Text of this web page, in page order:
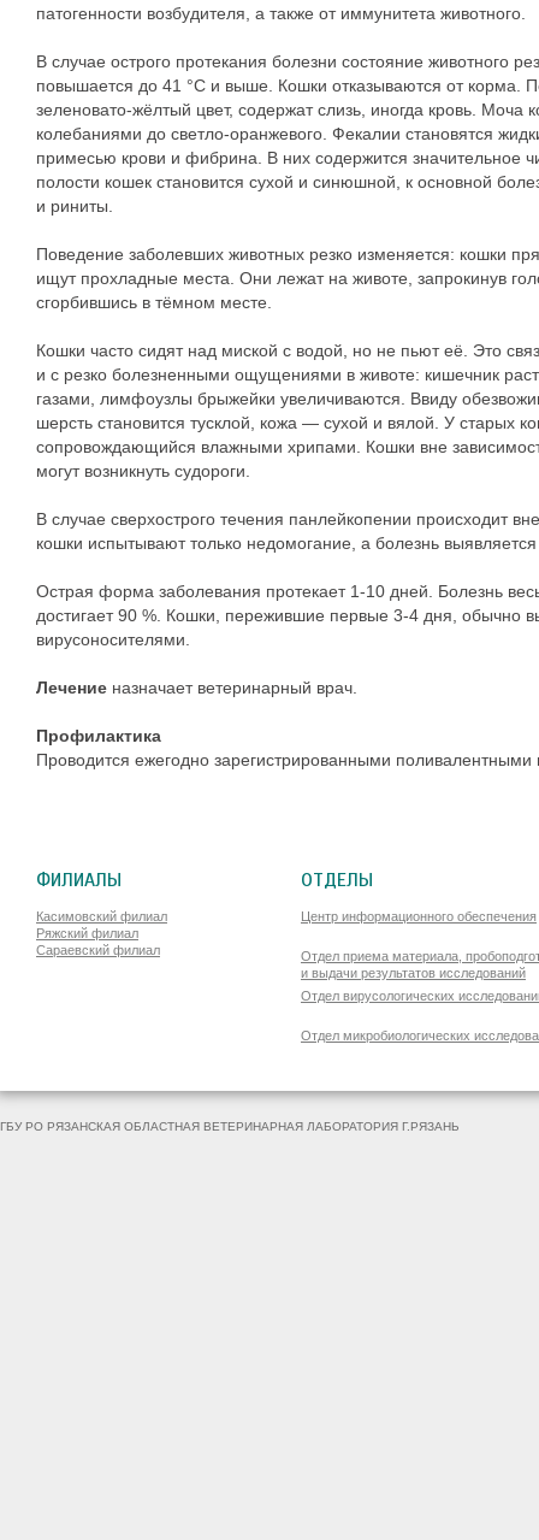
патогенности возбудителя, а также от иммунитета животного.
В случае острого протекания болезни состояние животного
повышается до 41 °С и выше. Кошки отказываются от корма.
зеленоватo-жёлтый цвет, содержат слизь, иногда кровь. Моча
колебаниями до светлo-оранжевого. Фекалии становятся
примесью крови и фибрина. В них содержится значительное
полости кошек становится сухой и синюшной, к основной
и риниты.
Поведение заболевших животных резко изменяется: кошки
ищут прохладные места. Они лежат на животе, запрокинув
сгорбившись в тёмном месте.
Кошки часто сидят над миской с водой, но не пьют её. Это
и с резко болезненными ощущениями в животе: кишечник
газами, лимфоузлы брыжейки увеличиваются. Ввиду
шерсть становится тусклой, кожа — сухой и вялой. У старых
сопровождающийся влажными хрипами. Кошки вне
могут возникнуть судороги.
В случае сверхострого течения панлейкопении происходит
кошки испытывают только недомогание, а болезнь
Острая форма заболевания протекает 1-10 дней. Болезнь
достигает 90 %. Кошки, пережившие первые 3-4 дня, обычно
вирусоносителями.
Лечение назначает ветеринарный врач.
Профилактика
Проводится ежегодно зарегистрированными поливалентными
ФИЛИАЛЫ
Касимовский филиал
Ряжский филиал
Сараевский филиал
ОТДЕЛЫ
Центр информационного обеспечения
Отдел приема материала,
и выдачи результатов исследований
Отдел вирусологических
Отдел микробиологических
ГБУ РО РЯЗАНСКАЯ ОБЛАСТНАЯ ВЕТЕРИНАРНАЯ ЛАБОРАТОРИЯ Г.РЯЗАНЬ